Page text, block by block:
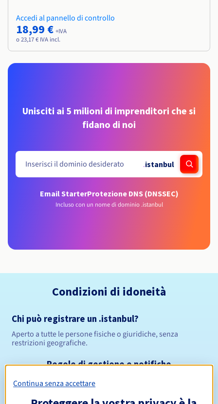
Accedi al pannello di controllo
18,99 € +IVA
o 23,17 € IVA incl.
Unisciti ai 5 milioni di imprenditori che si
fidano di noi
.istanbul
Email StarterProtezione DNS (DNSSEC)
Incluso con un nome di dominio .istanbul
Condizioni di idoneità
Chi può registrare un .istanbul?
Aperto a tutte le persone fisiche o giuridiche, senza
restrizioni geografiche.
Regole di gestione e notifiche
Periodo di registrazione
Continua senza accettare